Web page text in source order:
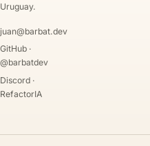
Uruguay.
juan@barbat.dev
GitHub ·
@barbatdev
Discord ·
RefactorIA